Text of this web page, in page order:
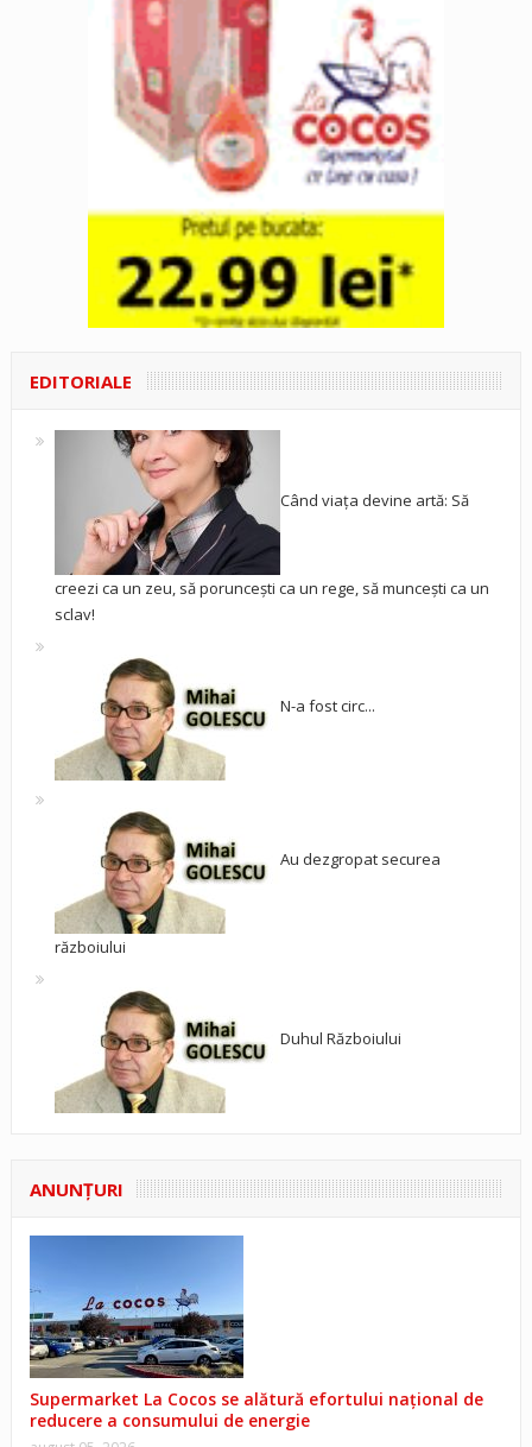
EDITORIALE
Când viața devine artă: Să
creezi ca un zeu, să poruncești ca un rege, să muncești ca un
sclav!
N-a fost circ...
Au dezgropat securea
războiului
Duhul Războiului
ANUNŢURI
Supermarket La Cocos se alătură efortului național de
reducere a consumului de energie